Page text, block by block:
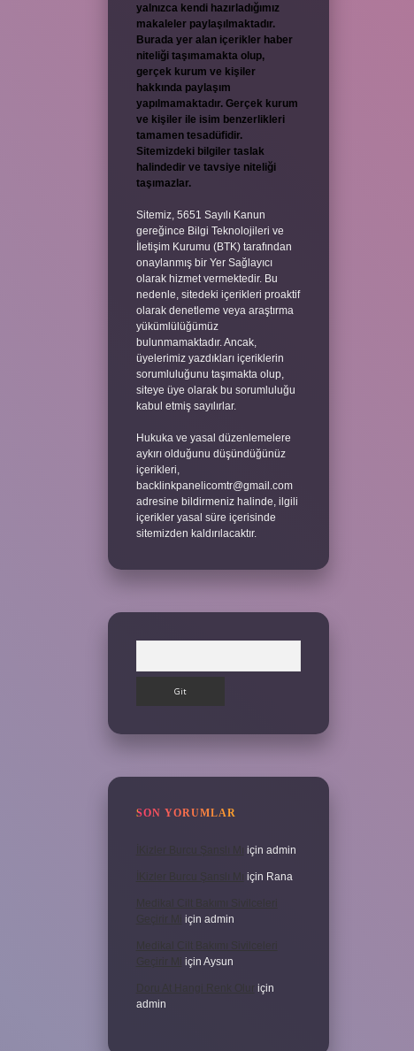
yalnızca kendi hazırladığımız
makaleler paylaşılmaktadır.
Burada yer alan içerikler haber
niteliği taşımamakta olup,
gerçek kurum ve kişiler
hakkında paylaşım
yapılmamaktadır. Gerçek kurum
ve kişiler ile isim benzerlikleri
tamamen tesadüfidir.
Sitemizdeki bilgiler taslak
halindedir ve tavsiye niteliği
taşımazlar.
Sitemiz, 5651 Sayılı Kanun
gereğince Bilgi Teknolojileri ve
İletişim Kurumu (BTK) tarafından
onaylanmış bir Yer Sağlayıcı
olarak hizmet vermektedir. Bu
nedenle, sitedeki içerikleri proaktif
olarak denetleme veya araştırma
yükümlülüğümüz
bulunmamaktadır. Ancak,
üyelerimiz yazdıkları içeriklerin
sorumluluğunu taşımakta olup,
siteye üye olarak bu sorumluluğu
kabul etmiş sayılırlar.
Hukuka ve yasal düzenlemelere
aykırı olduğunu düşündüğünüz
içerikleri,
backlinkpanelicomtr@gmail.com
adresine bildirmeniz halinde, ilgili
içerikler yasal süre içerisinde
sitemizden kaldırılacaktır.
SON YORUMLAR
İKizler Burcu Şanslı Mı için admin
İKizler Burcu Şanslı Mı için Rana
Medikal Cilt Bakımı Sivilceleri
Geçirir Mi için admin
Medikal Cilt Bakımı Sivilceleri
Geçirir Mi için Aysun
Doru At Hangi Renk Olur için
admin